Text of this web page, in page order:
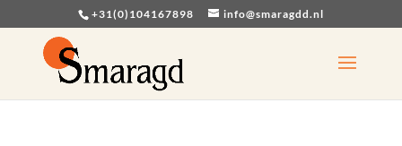
+31(0)104167898 info@smaragdd.nl